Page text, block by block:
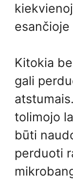
Kitokia
gali
tolimojo
būti
perduoti